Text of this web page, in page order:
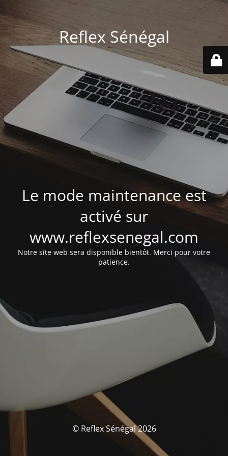
Reflex Sénégal
Le mode maintenance est
activé sur
www.reflexsenegal.com
Notre site web sera disponible bientôt. Merci pour votre
patience.
© Reflex Sénégal 2026